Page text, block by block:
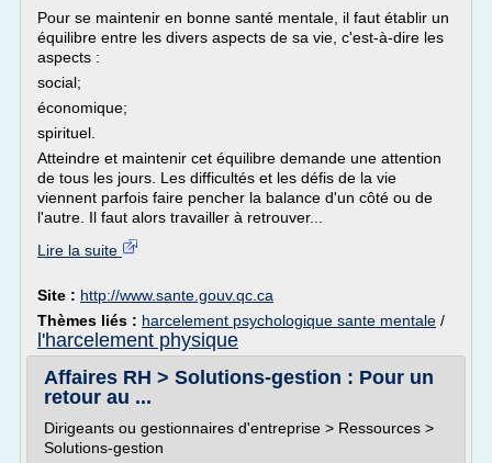
Pour se maintenir en bonne santé mentale, il faut établir un
équilibre entre les divers aspects de sa vie, c'est-à-dire les
aspects :
social;
économique;
spirituel.
Atteindre et maintenir cet équilibre demande une attention
de tous les jours. Les difficultés et les défis de la vie
viennent parfois faire pencher la balance d'un côté ou de
l'autre. Il faut alors travailler à retrouver...
Lire la suite
Site : http://www.sante.gouv.qc.ca
Thèmes liés : harcelement psychologique sante mentale /
l'harcelement physique
Affaires RH > Solutions-gestion : Pour un
retour au ...
Dirigeants ou gestionnaires d'entreprise > Ressources >
Solutions-gestion